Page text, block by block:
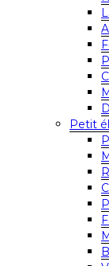
Petit